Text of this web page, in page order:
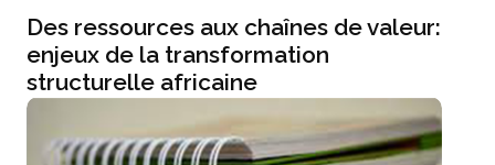
Des ressources aux chaînes de valeur:
enjeux de la transformation
structurelle africaine